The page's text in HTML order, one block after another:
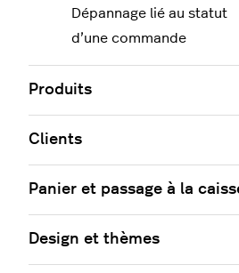
Dépannage lié au statut
d’une commande
Produits
Clients
Panier et passage à la
Design et thèmes